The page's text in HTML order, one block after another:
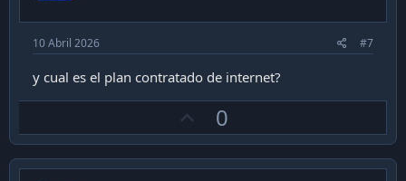
10 Abril 2026 #7
y cual es el plan contratado de internet?
p
v
0